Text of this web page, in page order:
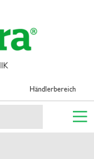
Händlerbereich